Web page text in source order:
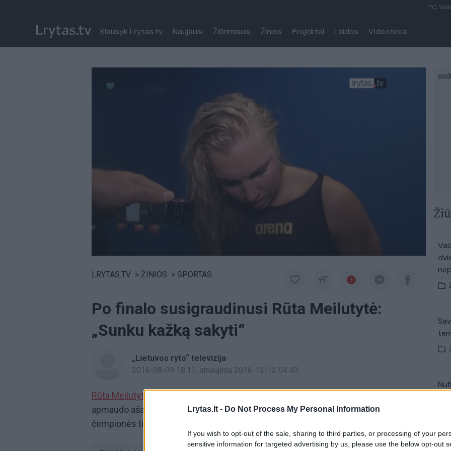
Lrytas.lt - Do Not Process My Personal Information
If you wish to opt-out of the sale, sharing to third parties, or processing of your
sensitive information for targeted advertising by us, please use the below opt-out
1°C,
Klausyk Lrytas.tv Naujausi Žiūrimiausi Žinios Projektai Laidos Videoteka
LRYTAS.TV > ŽINIOS > SPORTAS
Po finalo susigraudinusi Rūta Meilutytė:
„Sunku kažką sakyti“
„Lietuvos ryto“ televizija
2016-08-09 18:11 , atnaujinta 2016-12-12 04:40
Rūta Meilutytė
apmaudo ašaras. 19-metei lietuvei olimpiniame Rio baseine nepavyko apginti
čempionės titulo – ji finale liko tik septinta ir buvo toli nuo apdovanojimų pakylos.